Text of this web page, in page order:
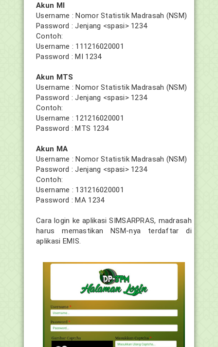
Akun MI
Username : Nomor Statistik Madrasah (NSM)
Password : Jenjang <spasi> 1234
Contoh:
Username : 111216020001
Password : MI 1234
Akun MTS
Username : Nomor Statistik Madrasah (NSM)
Password : Jenjang <spasi> 1234
Contoh:
Username : 121216020001
Password : MTS 1234
Akun MA
Username : Nomor Statistik Madrasah (NSM)
Password : Jenjang <spasi> 1234
Contoh:
Username : 131216020001
Password : MA 1234
Cara login ke aplikasi SIMSARPRAS, madrasah
harus memastikan NSM-nya terdaftar di
aplikasi EMIS.